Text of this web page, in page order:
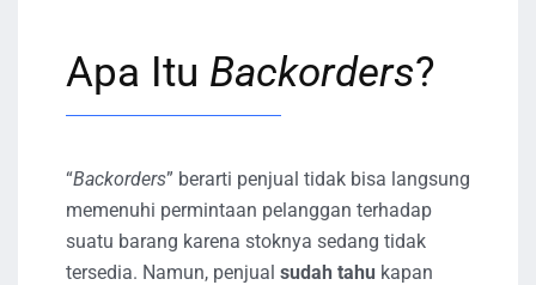
Apa Itu Backorders?
“Backorders” berarti penjual tidak bisa langsung
memenuhi permintaan pelanggan terhadap
suatu barang karena stoknya sedang tidak
tersedia. Namun, penjual sudah tahu kapan